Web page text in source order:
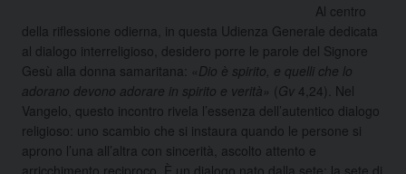
Al centro
della riflessione odierna, in questa Udienza Generale dedicata
al dialogo interreligioso, desidero porre le parole del Signore
Gesù alla donna samaritana: «Dio è spirito, e quelli che lo
adorano devono adorare in spirito e verità» (Gv 4,24). Nel
Vangelo, questo incontro rivela l’essenza dell’autentico dialogo
religioso: uno scambio che si instaura quando le persone si
aprono l’una all’altra con sincerità, ascolto attento e
arricchimento reciproco. È un dialogo nato dalla sete: la sete di